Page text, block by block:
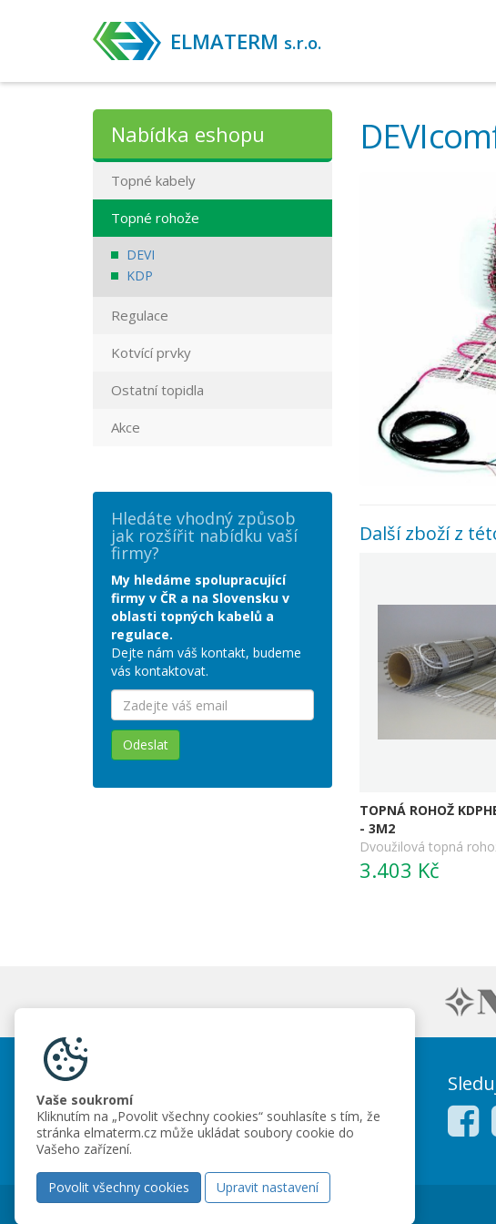
ELMATERM s.r.o.
Další zboží z
TOPNÁ ROHOŽ
- 3M2
Dvoužilová topná
3.403 Kč
Nabídka eshopu
Topné kabely
Topné rohože
DEVI
KDP
Regulace
Kotvící prvky
Ostatní topidla
Akce
Hledáte vhodný způsob
jak rozšířit nabídku vaší
firmy?
My hledáme spolupracující
firmy v ČR a na Slovensku v
oblasti topných kabelů a
regulace.
Dejte nám váš kontakt, budeme
vás kontaktovat.
Odeslat
Dr. M. Horákové 117/81, Liberec 6
+420 485 107 796
info@elmaterm.cz
Vaše soukromí
Kliknutím na „Povolit všechny cookies“ souhlasíte s tím, že
stránka elmaterm.cz může ukládat soubory cookie do
Vašeho zařízení.
Povolit všechny cookies Upravit nastavení